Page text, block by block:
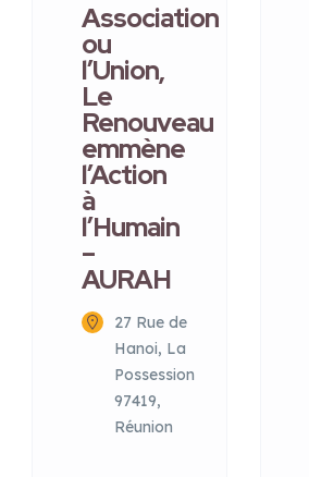
Association
ou
l’Union,
Le
Renouveau
emmène
l’Action
à
l’Humain
–
AURAH
27 Rue de
Hanoi, La
Possession
97419,
Réunion